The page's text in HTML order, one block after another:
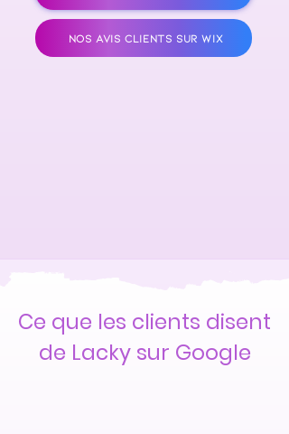
NOS AVIS CLIENTS SUR WIX
Ce que les clients disent
de Lacky sur Google